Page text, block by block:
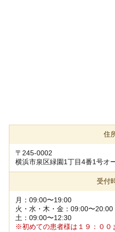
住
〒245-0002
横浜市泉区緑園1丁目4番1号オ
受付
月：09:00〜19:00
火・水・木・金：09:00〜20:00
土：09:00〜12:30
※初めての患者様は１９：００